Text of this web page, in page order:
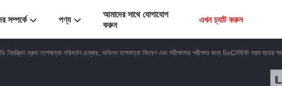
সম্পর্কে পণ্য
আমাদের সাথে যোগাযোগ
করুন
এখন চ্যাট করুন
নিয়ন্ত্রিত দ্রুত তাপমাত্রা পরিবর্তন চেম্বার, অভিন্ন তাপমাত্রা বিতরণ এবং পরীক্ষাগার পরীক্ষার জন্য 5oC/মিনিট গরম হারের